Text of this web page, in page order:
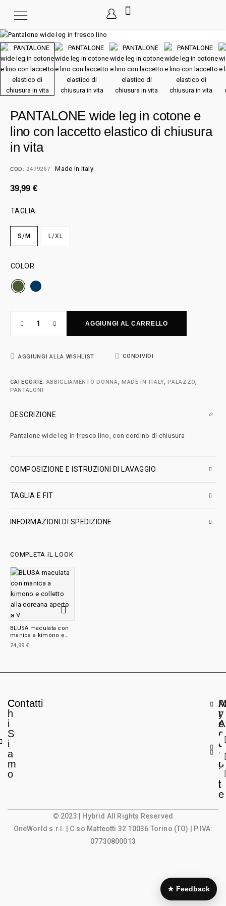
PANTALONE wide leg in cotone e
lino con laccetto elastico di chiusura
in vita
COD: 2479267 Made in Italy
39,99 €
TAGLIA
S/M L/XL
COLOR
AGGIUNGI AL CARRELLO
AGGIUNGI ALLA WISHLIST CONDIVIDI
CATEGORIE: ABBIGLIAMENTO DONNA, MADE IN ITALY,PALAZZO,
PANTALONI
DESCRIZIONE
Pantalone wide leg in fresco lino, con cordino di chiusura
COMPOSIZIONE E ISTRUZIONI DI LAVAGGIO
TAGLIA E FIT
INFORMAZIONI DI SPEDIZIONE
COMPLETA IL LOOK
BLUSA maculata con
manica a kimono e
colletto alla coreana
aperto a V
24,99 €
C
h
i
S
i
a
m
o
Contatti
A
r
e
a
L
e
g
l
e
y
A
c
c
o
u
t
© 2023 | Hybrid All Rights Reserved
OneWorld s.r.l.
| C.so Matteotti 32 10036 Torino (TO) | P.IVA:
07730800013
★ Feedback